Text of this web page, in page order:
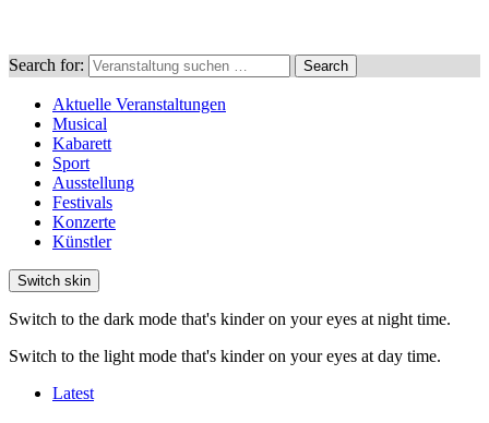
Search for: Search
Aktuelle Veranstaltungen
Musical
Kabarett
Sport
Ausstellung
Festivals
Konzerte
Künstler
Switch skin
Switch to the dark mode that's kinder on your eyes at night time.
Switch to the light mode that's kinder on your eyes at day time.
Latest